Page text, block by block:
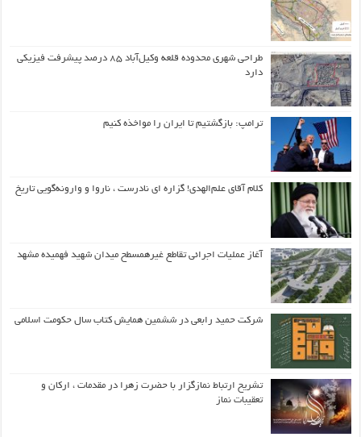
طراحی شهری محدوده قلعه وکیل‌آباد ۸۵ درصد پیشرفت فیزیکی
دارد
ترامپ: بازگشتیم تا ایران را مواخذه کنیم
کلام آقای علم‌الهدی! گزاره ای نادرست ، ناروا و وارونه‌گویی تاریخ
آغاز عملیات اجرائی تقاطع غیرهمسطح میدان شهید فهمیده مشهد
شرکت حمید رابعی در ششمین همایش کتاب سال حکومت اسلامی
تشریح ارتباط نمازگزار با حضرت زهرا در مقدمات ، ارکان و
تعقیبات نماز